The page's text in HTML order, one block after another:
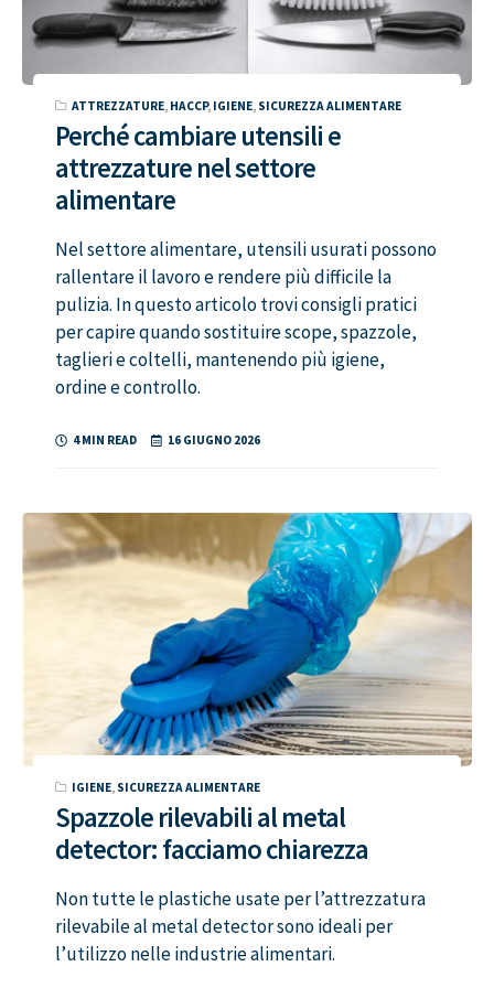
ATTREZZATURE, HACCP, IGIENE, SICUREZZA ALIMENTARE
Perché cambiare utensili e
attrezzature nel settore
alimentare
Nel settore alimentare, utensili usurati possono
rallentare il lavoro e rendere più difficile la
pulizia. In questo articolo trovi consigli pratici
per capire quando sostituire scope, spazzole,
taglieri e coltelli, mantenendo più igiene,
ordine e controllo.
4 MIN READ 16 GIUGNO 2026
IGIENE, SICUREZZA ALIMENTARE
Spazzole rilevabili al metal
detector: facciamo chiarezza
Non tutte le plastiche usate per l’attrezzatura
rilevabile al metal detector sono ideali per
l’utilizzo nelle industrie alimentari.